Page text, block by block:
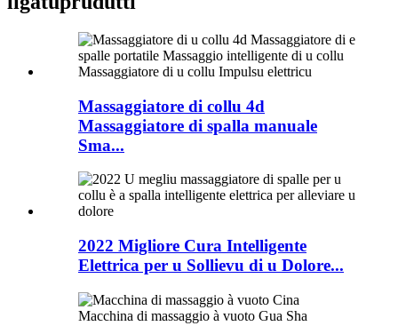
Massaggiatore di collu 4d
Massaggiatore di spalla manuale
Sma...
2022 Migliore Cura Intelligente
Elettrica per u Sollievu di u Dolore...